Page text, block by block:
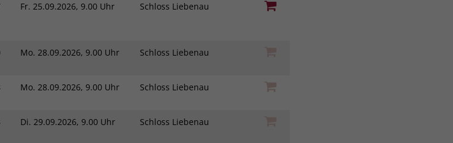
Fr. 25.09.2026, 9.00 Uhr Schloss Liebenau
Mo. 28.09.2026, 9.00 Uhr Schloss Liebenau
Mo. 28.09.2026, 9.00 Uhr Schloss Liebenau
Di. 29.09.2026, 9.00 Uhr Schloss Liebenau